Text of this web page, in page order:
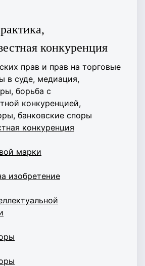
конкуренция
прав и прав на торговые
в суде, медиация,
борьба с
конкуренцией,
банковские споры
конкуренция
марки
изобретение